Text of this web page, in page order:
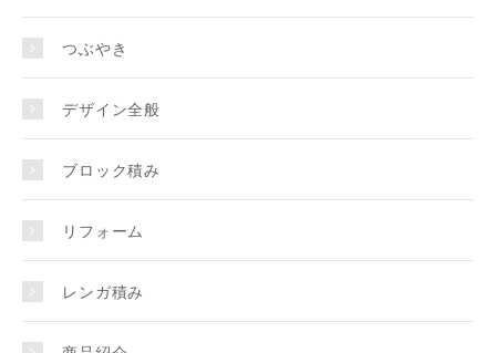
つぶやき
デザイン全般
ブロック積み
リフォーム
レンガ積み